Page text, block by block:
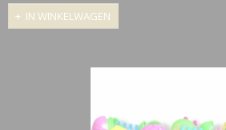
IN WINKELWAGEN